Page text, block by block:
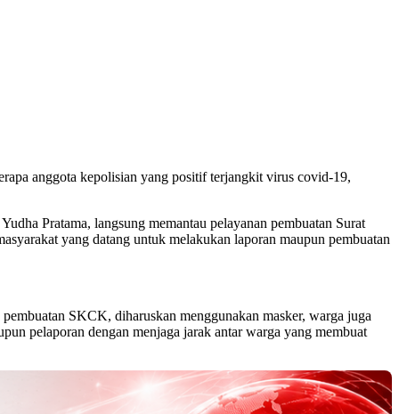
anggota kepolisian yang positif terjangkit virus covid-19,
Pratama, langsung memantau pelayanan pembuatan Surat
yang datang untuk melakukan laporan maupun pembuatan
SKCK, diharuskan menggunakan masker, warga juga
pelaporan dengan menjaga jarak antar warga yang membuat